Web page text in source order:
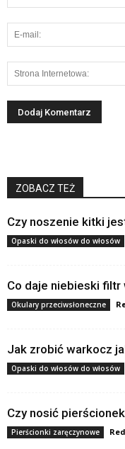
ZOBACZ TEŻ
Czy noszenie kitki
Opaski do włosów do włosów
Co daje niebieski filtr
Okulary przeciwsłoneczne
Jak zrobić warkocz
Opaski do włosów do włosów
Czy nosić
Pierścionki zaręczynowe